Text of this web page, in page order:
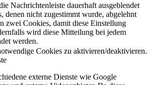
Nachrichtenleiste dauerhaft ausgeblendet
denen nicht zugestimmt wurde, abgelehnt
zwei Cookies, damit diese Einstellung
wird diese Mitteilung bei jedem
werden.
Cookies zu aktivieren/deaktivieren.
externe Dienste wie Google